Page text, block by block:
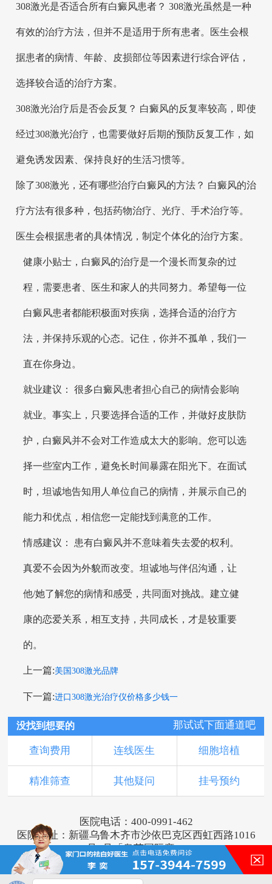
308激光是否适合所有白癜风患者？ 308激光虽然是一种
有效的治疗方法，但并不是适用于所有患者。医生会根
据患者的病情、年龄、皮损部位等因素进行综合评估，
选择较合适的治疗方案。
308激光治疗后是否会反复？ 白癜风的反复率较高，即使
经过308激光治疗，也需要做好后期的预防反复工作，如
避免诱发因素、保持良好的生活习惯等。
除了308激光，还有哪些治疗白癜风的方法？ 白癜风的治
疗方法有很多种，包括药物治疗、光疗、手术治疗等。
医生会根据患者的具体情况，制定个体化的治疗方案。
健康小贴士，白癜风的治疗是一个漫长而复杂的过
程，需要患者、医生和家人的共同努力。希望每一位
白癜风患者都能积极面对疾病，选择合适的治疗方
法，并保持乐观的心态。记住，你并不孤单，我们一
直在你身边。
就业建议： 很多白癜风患者担心自己的病情会影响
就业。事实上，只要选择合适的工作，并做好皮肤防
护，白癜风并不会对工作造成太大的影响。您可以选
择一些室内工作，避免长时间暴露在阳光下。在面试
时，坦诚地告知用人单位自己的病情，并展示自己的
能力和优点，相信您一定能找到满意的工作。
情感建议： 患有白癜风并不意味着失去爱的权利。
真爱不会因为外貌而改变。坦诚地与伴侣沟通，让
他/她了解您的病情和感受，共同面对挑战。建立健
康的恋爱关系，相互支持，共同成长，才是较重要
的。
上一篇:美国308激光品牌
下一篇:进口308激光治疗仪价格多少钱一
没找到想要的 那试试下面通道吧
查询费用 连线医生 细胞培植
精准筛查 其他疑问 挂号预约
医院电话：400-0991-462
医院地址：新疆乌鲁木齐市沙依巴克区西虹西路1016
号1号「奥莱国际旁」
版权所有：乌鲁木齐新军都皮肤病医院
新ICP备16001749号-2